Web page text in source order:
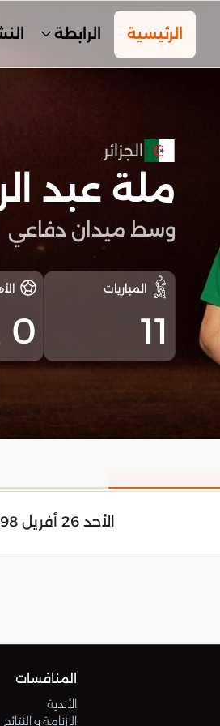
الرئيسية الرابطة
الجزائر
ملة عبد
وسط ميدان دفاعي
المباريات
11
0
الأحد 26 أفريل 1998
المنافسات
الأندية
الرزنامة و النتائج